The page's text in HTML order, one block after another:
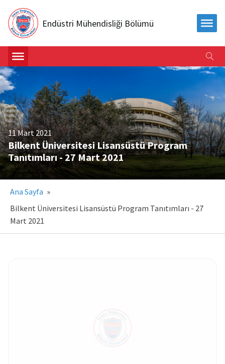
Endüstri Mühendisliği Bölümü
11 Mart 2021
Bilkent Üniversitesi Lisansüstü Program
Tanıtımları - 27 Mart 2021
Ana Sayfa »
Bilkent Üniversitesi Lisansüstü Program Tanıtımları - 27
Mart 2021